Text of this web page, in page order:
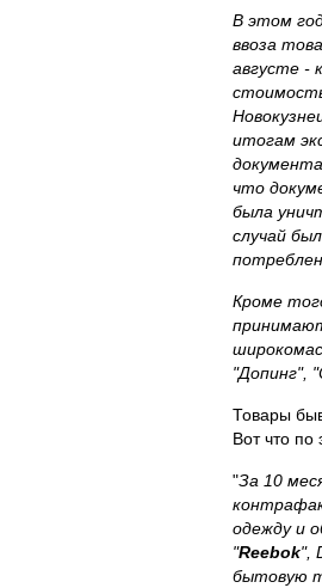
В этом
ввоза
августе -
итогам
что
была
случай
Кроме
"Допинг",
Товары
Вот что по
"За 10
одежду и
"Reebok",
бытовую